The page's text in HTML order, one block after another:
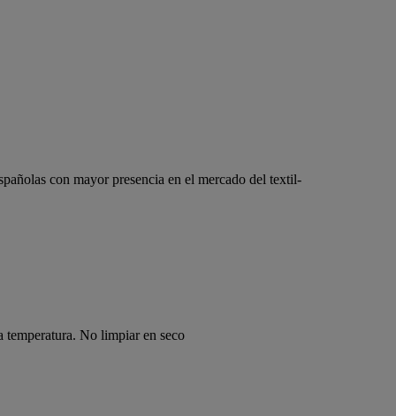
con mayor presencia en el mercado del textil-
temperatura. No limpiar en seco